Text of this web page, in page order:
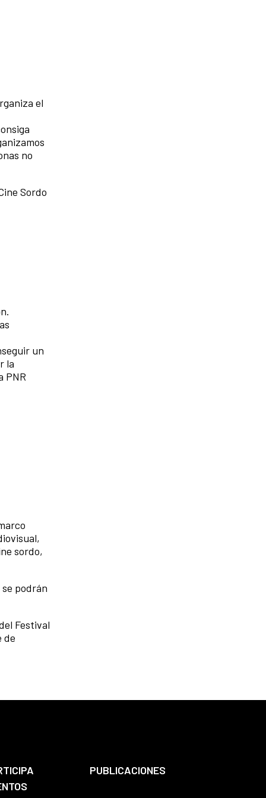
el
no
Sordo
un
la
PNR
sordo,
podrán
Festival
de
PUBLICACIONES